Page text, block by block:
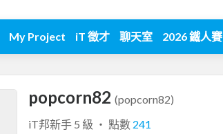
My Project iT 徵才 聊天室 2026 鐵人賽
popcorn82 (popcorn82)
iT邦新手 5 級 ‧ 點數 241